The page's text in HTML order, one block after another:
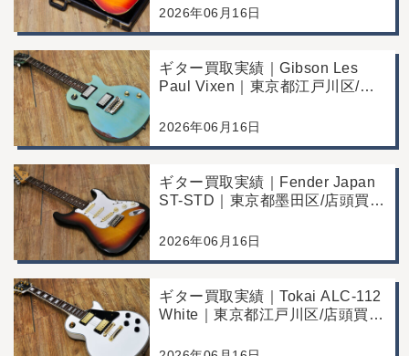
江戸川区/店頭買取/コンディショ
2026年06月16日
ギター買取実績｜Gibson Les
Paul Vixen｜東京都江戸川区/店
例
2026年06月16日
ギター買取実績｜Fender Japan
ST-STD｜東京都墨田区/店頭買
2026年06月16日
ギター買取実績｜Tokai ALC-112
White｜東京都江戸川区/店頭買